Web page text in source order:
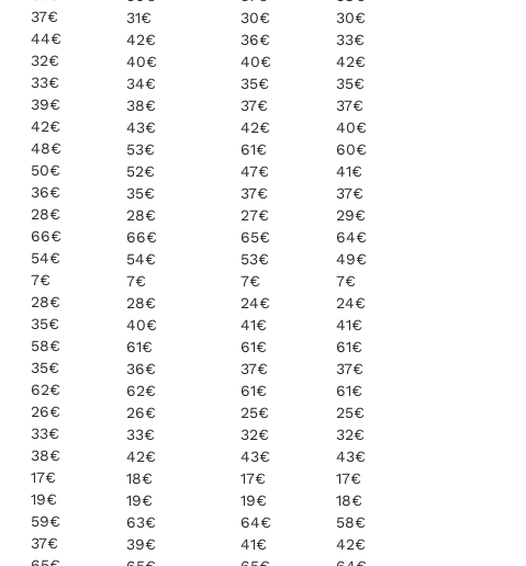
37€
44€
32€
33€
39€
42€
48€
50€
36€
28€
66€
54€
7€
28€
35€
58€
35€
62€
26€
33€
38€
17€
19€
59€
37€
31€
42€
40€
34€
38€
43€
53€
52€
35€
28€
66€
54€
7€
28€
40€
61€
36€
62€
26€
33€
42€
18€
19€
63€
39€
30€
33€
42€
35€
37€
40€
60€
41€
37€
29€
64€
49€
7€
24€
41€
61€
37€
61€
25€
32€
43€
17€
18€
58€
42€
30€
36€
40€
35€
37€
42€
61€
47€
37€
27€
65€
53€
7€
24€
41€
61€
37€
61€
25€
32€
43€
17€
19€
64€
41€